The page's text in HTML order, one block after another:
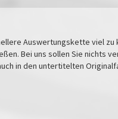
Auswertungskette viel zu
Bei uns sollen Sie nichts
in den untertitelten